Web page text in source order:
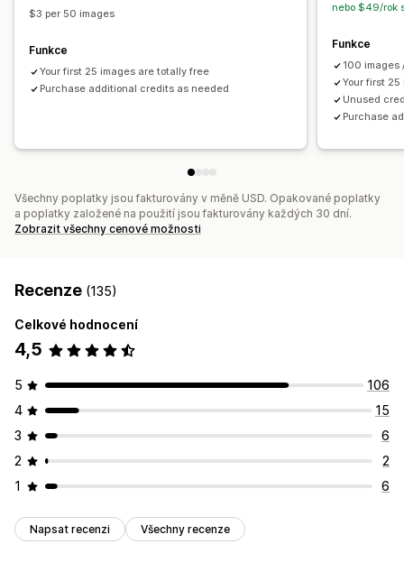
$3 per 50 images
Funkce
Your first 25 images are totally free
Purchase additional credits as needed
nebo $49/rok
Funkce
100 images
Your first
Unused
Purchase
Všechny poplatky jsou fakturovány v měně USD. Opakované poplatky
a poplatky založené na použití jsou fakturovány každých 30 dní.
Zobrazit všechny cenové možnosti
Recenze (135)
Celkové hodnocení
4,5
5
106
4
15
3
6
2
2
1
6
Napsat recenzi Všechny recenze